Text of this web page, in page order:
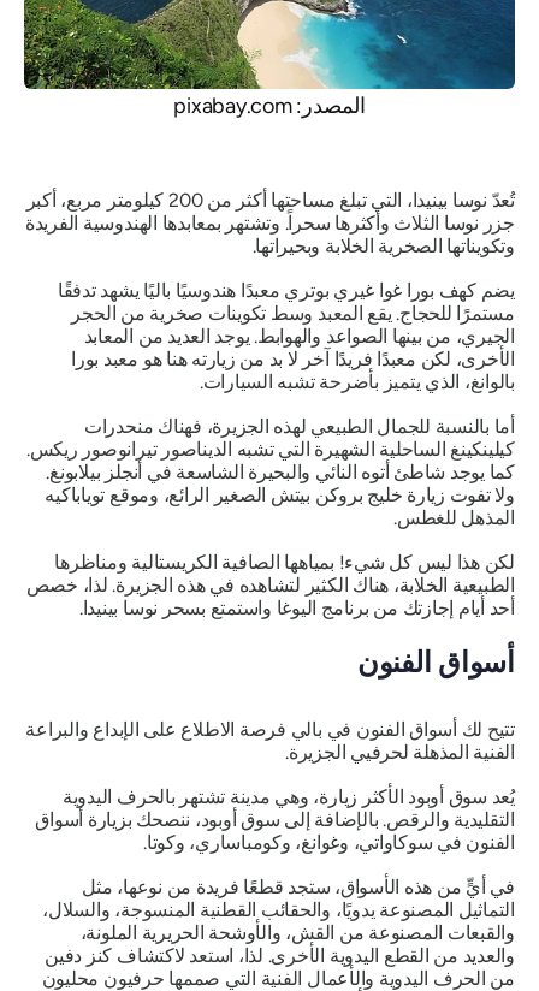
المصدر: pixabay.com
تُعدّ نوسا بينيدا، التي تبلغ مساحتها أكثر من 200 كيلومتر مربع، أكبر
جزر نوسا الثلاث وأكثرها سحراً. وتشتهر بمعابدها الهندوسية الفريدة
وتكويناتها الصخرية الخلابة وبحيراتها.
يضم كهف بورا غوا غيري بوتري معبدًا هندوسيًا باليًا يشهد تدفقًا
مستمرًا للحجاج. يقع المعبد وسط تكوينات صخرية من الحجر
الجيري، من بينها الصواعد والهوابط. يوجد العديد من المعابد
الأخرى، لكن معبدًا فريدًا آخر لا بد من زيارته هنا هو معبد بورا
بالوانغ، الذي يتميز بأضرحة تشبه السيارات.
أما بالنسبة للجمال الطبيعي لهذه الجزيرة، فهناك منحدرات
كيلينكينغ الساحلية الشهيرة التي تشبه الديناصور تيرانوصور ريكس.
كما يوجد شاطئ أتوه النائي والبحيرة الشاسعة في أنجلز بيلابونغ.
ولا تفوت زيارة خليج بروكن بيتش الصغير الرائع، وموقع توياباكيه
المذهل للغطس.
لكن هذا ليس كل شيء! بمياهها الصافية الكريستالية ومناظرها
الطبيعية الخلابة، هناك الكثير لتشاهده في هذه الجزيرة. لذا، خصص
أحد أيام إجازتك من برنامج اليوغا واستمتع بسحر نوسا بينيدا.
أسواق الفنون
تتيح لك أسواق الفنون في بالي فرصة الاطلاع على الإبداع والبراعة
الفنية المذهلة لحرفيي الجزيرة.
يُعد سوق أوبود الأكثر زيارة، وهي مدينة تشتهر بالحرف اليدوية
التقليدية والرقص. بالإضافة إلى سوق أوبود، ننصحك بزيارة أسواق
الفنون في سوكاواتي، وغوانغ، وكومباساري، وكوتا.
في أيٍّ من هذه الأسواق، ستجد قطعًا فريدة من نوعها، مثل
التماثيل المصنوعة يدويًا، والحقائب القطنية المنسوجة، والسلال،
والقبعات المصنوعة من القش، والأوشحة الحريرية الملونة،
والعديد من القطع اليدوية الأخرى. لذا، استعد لاكتشاف كنز دفين
من الحرف اليدوية والأعمال الفنية التي صممها حرفيون محليون